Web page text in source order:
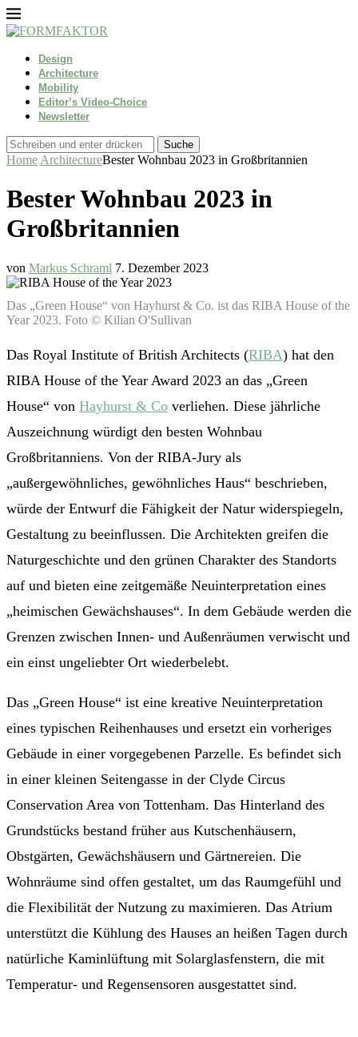
Design
Architecture
Mobility
Editor’s Video-Choice
Newsletter
Suche
Home ArchitectureBester Wohnbau 2023 in Großbritannien
Bester Wohnbau 2023 in
Großbritannien
von Markus Schraml 7. Dezember 2023
Das „Green House“ von Hayhurst & Co. ist das RIBA House of the
Year 2023. Foto © Kilian O'Sullivan
Das Royal Institute of British Architects (RIBA) hat den
RIBA House of the Year Award 2023 an das „Green
House“ von Hayhurst & Co verliehen. Diese jährliche
Auszeichnung würdigt den besten Wohnbau
Großbritanniens. Von der RIBA-Jury als
„außergewöhnliches, gewöhnliches Haus“ beschrieben,
würde der Entwurf die Fähigkeit der Natur widerspiegeln,
Gestaltung zu beeinflussen. Die Architekten greifen die
Naturgeschichte und den grünen Charakter des Standorts
auf und bieten eine zeitgemäße Neuinterpretation eines
„heimischen Gewächshauses“. In dem Gebäude werden die
Grenzen zwischen Innen- und Außenräumen verwischt und
ein einst ungeliebter Ort wiederbelebt.
Das „Green House“ ist eine kreative Neuinterpretation
eines typischen Reihenhauses und ersetzt ein vorheriges
Gebäude in einer vorgegebenen Parzelle. Es befindet sich
in einer kleinen Seitengasse in der Clyde Circus
Conservation Area von Tottenham. Das Hinterland des
Grundstücks bestand früher aus Kutschenhäusern,
Obstgärten, Gewächshäusern und Gärtnereien. Die
Wohnräume sind offen gestaltet, um das Raumgefühl und
die Flexibilität der Nutzung zu maximieren. Das Atrium
unterstützt die Kühlung des Hauses an heißen Tagen durch
natürliche Kaminlüftung mit Solarglasfenstern, die mit
Temperatur- und Regensensoren ausgestattet sind.